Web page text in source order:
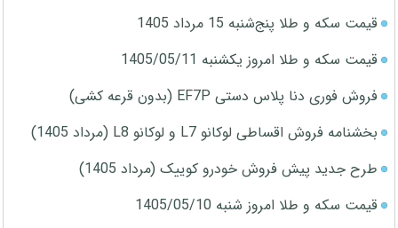
قیمت سکه و طلا پنج‌شنبه 15 مرداد 1405
قیمت سکه و طلا امروز یکشنبه 1405/05/11
فروش فوری دنا پلاس دستی EF7P (بدون قرعه کشی)
بخشنامه فروش اقساطی لوکانو L7 و لوکانو L8 (مرداد 1405)
طرح جدید پیش فروش خودرو کوییک (مرداد 1405)
قیمت سکه و طلا امروز شنبه 1405/05/10